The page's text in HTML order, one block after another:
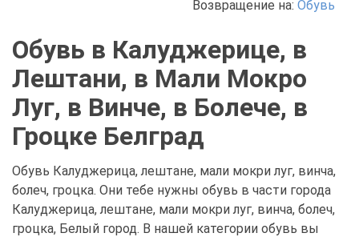
Возвращение на: Обувь
Обувь в Калуджерице, в
Лештани, в Мали Мокро
Луг, в Винче, в Болече, в
Гроцке Белград
Обувь Калуджерица, лештане, мали мокри луг, винча,
болеч, гроцка. Они тебе нужны обувь в части города
Калуджерица, лештане, мали мокри луг, винча, болеч,
гроцка, Белый город. В нашей категории обувь вы